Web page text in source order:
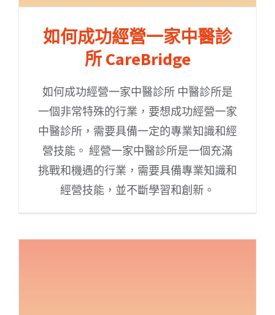
如何成功經營一家中醫診
所 CareBridge
如何成功經營一家中醫診所 中醫診所是
一個非常特殊的行業，要想成功經營一家
中醫診所，需要具備一定的專業知識和經
營技能。 經營一家中醫診所是一個充滿
挑戰和機遇的行業，需要具備專業知識和
經營技能，並不斷學習和創新。